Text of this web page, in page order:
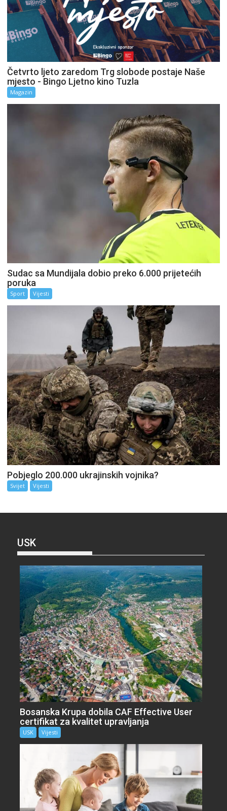
Četvrto ljeto zaredom Trg slobode postaje Naše
mjesto - Bingo Ljetno kino Tuzla
Magazin
Sudac sa Mundijala dobio preko 6.000 prijetećih
poruka
Sport Vijesti
Pobjeglo 200.000 ukrajinskih vojnika?
Svijet Vijesti
USK
Bosanska Krupa dobila CAF Effective User
certifikat za kvalitet upravljanja
USK Vijesti